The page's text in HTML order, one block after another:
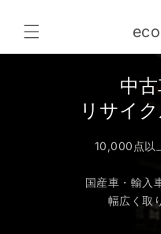
進む
中
リサイ
10,000点以
国産車・輸入
幅広く取